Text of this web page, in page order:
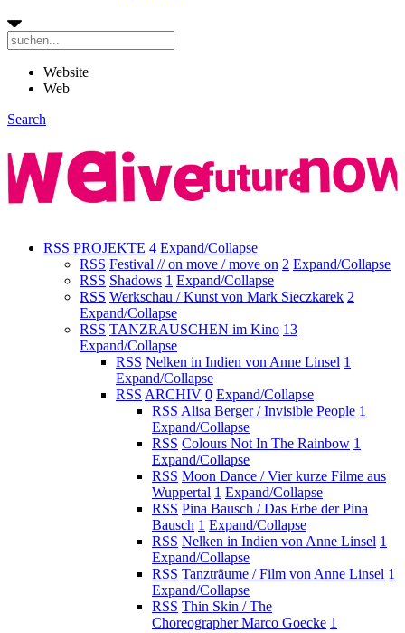
Website
Web
Search
RSS PROJEKTE 4 Expand/Collapse
RSS Festival // on move / move on 2 Expand/Collapse
RSS Shadows 1 Expand/Collapse
RSS Werkschau / Kunst von Mark Sieczkarek 2
Expand/Collapse
RSS TANZRAUSCHEN im Kino 13
Expand/Collapse
RSS Nelken in Indien von Anne Linsel 1
Expand/Collapse
RSS ARCHIV 0 Expand/Collapse
RSS Alisa Berger / Invisible People 1
Expand/Collapse
RSS Colours Not In The Rainbow 1
Expand/Collapse
RSS Moon Dance / Vier kurze Filme aus
Wuppertal 1 Expand/Collapse
RSS Pina Bausch / Das Erbe der Pina
Bausch 1 Expand/Collapse
RSS Nelken in Indien von Anne Linsel 1
Expand/Collapse
RSS Tanzträume / Film von Anne Linsel 1
Expand/Collapse
RSS Thin Skin / The
Choreographer Marco Goecke 1